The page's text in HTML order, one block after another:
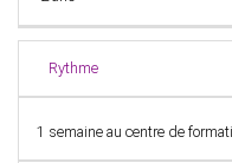
Rythme
1 semaine au centre de